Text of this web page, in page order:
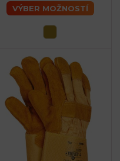
VÝBER MOŽNOSTÍ